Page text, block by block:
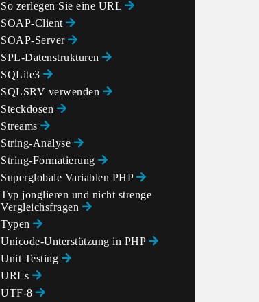
So zerlegen Sie eine URL
SOAP-Client
SOAP-Server
SPL-Datenstrukturen
SQLite3
SQLSRV verwenden
Steckdosen
Streams
String-Analyse
String-Formatierung
Superglobale Variablen PHP
Typ jonglieren und nicht strenge
Vergleichsfragen
Typen
Unicode-Unterstützung in PHP
Unit Testing
URLs
UTF-8